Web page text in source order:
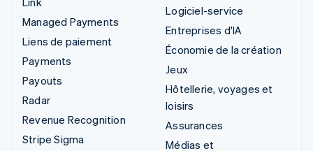
Managed Payments
Liens de paiement
Payments
Payouts
Radar
Revenue Recognition
Stripe Sigma
Logiciel-service
Entreprises d'IA
Économie de la création
Jeux
Hôtellerie, voyages et
loisirs
Assurances
Médias et